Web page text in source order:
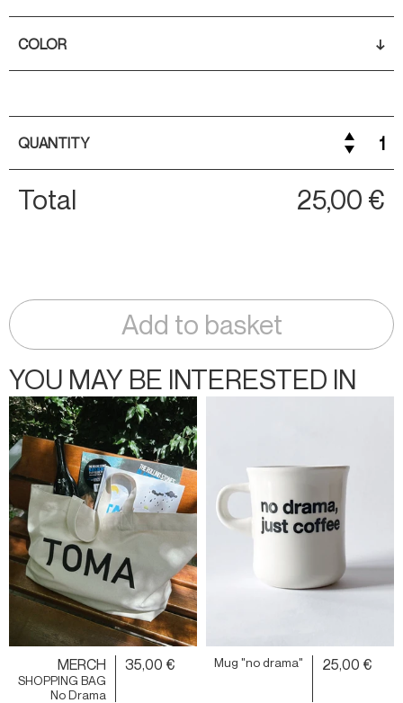
COLOR ↓
QUANTITY
Total 25,00 €
Add to basket
YOU MAY BE INTERESTED IN
MERCH
SHOPPING BAG
No Drama
35,00 € Mug "no drama" 25,00 €